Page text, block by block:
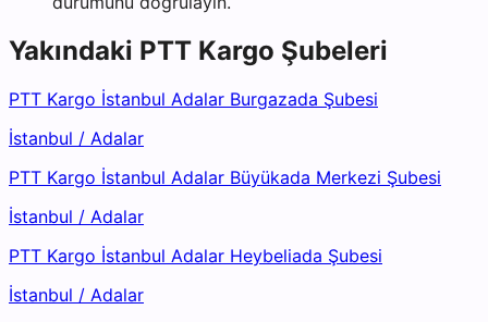
Yakındaki PTT Kargo Şubeleri
PTT Kargo İstanbul Adalar Burgazada Şubesi
İstanbul / Adalar
PTT Kargo İstanbul Adalar Büyükada Merkezi Şubesi
İstanbul / Adalar
PTT Kargo İstanbul Adalar Heybeliada Şubesi
İstanbul / Adalar